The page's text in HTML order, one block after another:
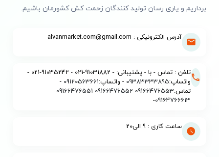
برداریم و یاری رسان تولید کنندگان زحمت کش کشورمان باشیم.
آدرس الکترونیکی : alvanmarket.com@gmail.com
تلفن : تماس - با - پشتیبانی: - 91031882-021 - 91035242-021 -
واتساپ:09383333895 - واتساپ:09120563661
-
تماس:09166476553
-
09166476552
-
09166476551
-
09164766613
-
ساعت کاری : 9 الی20